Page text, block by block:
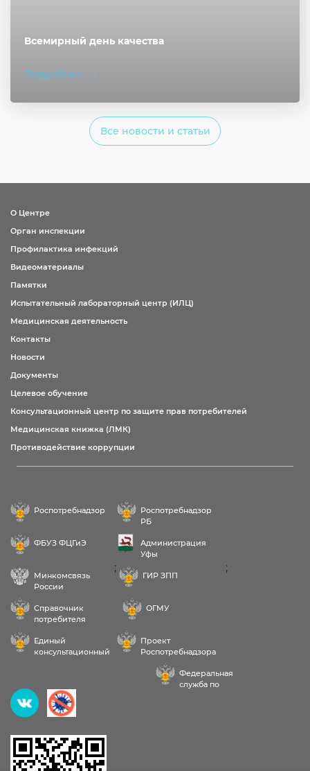
Здравствуйте! Пожалуйста,
выберите услугу:
Всемирный день качества
Подробнее
Все новости и статьи
О Центре
Орган инспекции
Профилактика инфекций
Видеоматериалы
Памятки
Испытательный лабораторный центр (ИЛЦ)
Медицинская деятельность
Контакты
Новости
Документы
Целевое обучение
Консультационный центр по защите прав потребителей
Медицинская книжка (ЛМК)
Противодействие коррупции
Роспотребнадзор
Роспотребнадзор
РБ
ФБУЗ ФЦГиЭ
Администрация
Уфы
Минкомсвязь
России
;
ГИР ЗПП
;
Справочник
потребителя
ОГМУ
Единый
консультационный
Проект
Роспотребнадзора
РФ «Здоровое
питание» Федеральная
служба по